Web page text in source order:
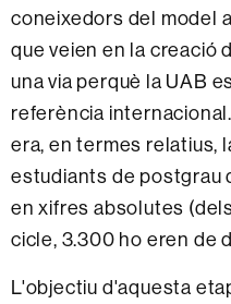
coneixedors del model
que veien en la creació
una via perquè la UAB
referència
era, en termes relatius,
estudiants de postgrau
en xifres absolutes
cicle, 3.300 ho eren de
L'objectiu d'aquesta